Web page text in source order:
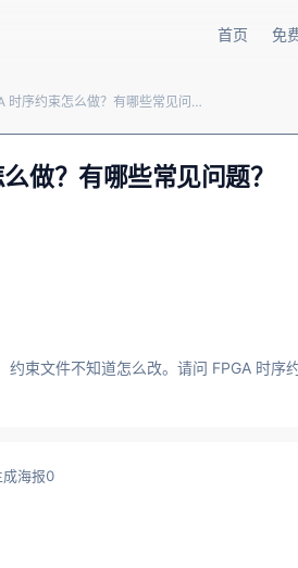
首页 免
FPGA 时序约束怎么做？有哪些常见问题？
做？有哪些常见问题？
束文件不知道怎么改。请问 FPGA 时序
成海报0